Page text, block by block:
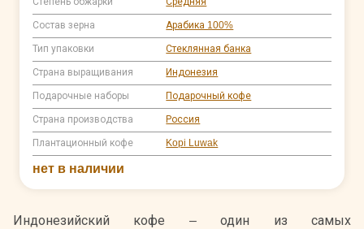
Индонезийский кофе – один из самых
Состав зерна Арабика 100%
Тип упаковки Стеклянная банка
Страна выращивания Индонезия
Подарочные наборы Подарочный кофе
Страна производства Россия
Плантационный кофе Kopi Luwak
нет в наличии